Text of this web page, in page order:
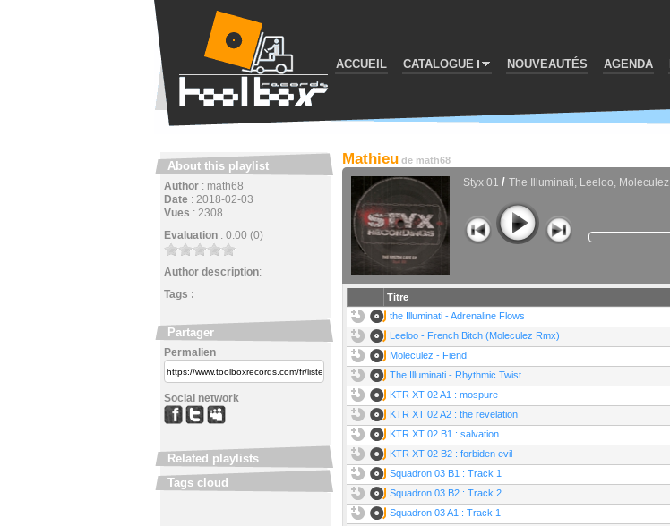
ACCUEIL CATALOGUE NOUVEAUTÉS AGENDA
Mathieu de math68
Styx 01 / The Illuminati, Leeloo, Moleculez
Titre
the Illuminati - Adrenaline Flows
Leeloo - French Bitch (Moleculez Rmx)
Moleculez - Fiend
The Illuminati - Rhythmic Twist
KTR XT 02 A1 : mospure
KTR XT 02 A2 : the revelation
KTR XT 02 B1 : salvation
KTR XT 02 B2 : forbiden evil
Squadron 03 B1 : Track 1
Squadron 03 B2 : Track 2
Squadron 03 A1 : Track 1
About this playlist
Author : math68
Date : 2018-02-03
Vues : 2308
Evaluation : 0.00 (0)
Author description:
Tags :
Partager
Permalien
Social network
Related playlists
Tags cloud